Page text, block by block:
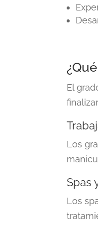
El
Los
Spas
Los